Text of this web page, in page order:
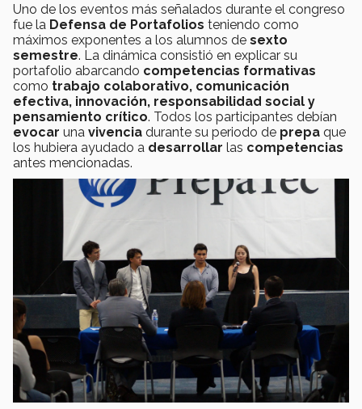
Uno de los eventos más señalados durante el congreso
fue la Defensa de Portafolios teniendo como
máximos exponentes a los alumnos de sexto
semestre. La dinámica consistió en explicar su
portafolio abarcando competencias formativas
como trabajo colaborativo, comunicación
efectiva, innovación, responsabilidad social y
pensamiento crítico. Todos los participantes debían
evocar una vivencia durante su periodo de prepa que
los hubiera ayudado a desarrollar las competencias
antes mencionadas.